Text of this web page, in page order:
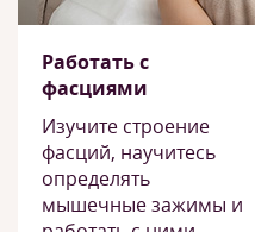
Работать с
фасциями
Изучите строение
фасций, научитесь
определять
мышечные зажимы и